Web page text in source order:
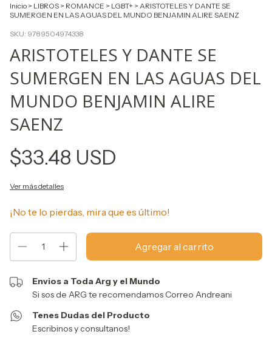
Inicio > LIBROS > ROMANCE > LGBT+ > ARISTOTELES Y DANTE SE
SUMERGEN EN LAS AGUAS DEL MUNDO BENJAMIN ALIRE SAENZ
SKU: 9789504974338
ARISTOTELES Y DANTE SE
SUMERGEN EN LAS AGUAS DEL
MUNDO BENJAMIN ALIRE
SAENZ
$33.48 USD
Ver más detalles
¡No te lo pierdas, mira que es último!
Envios a Toda Arg y el Mundo
Si sos de ARG te recomendamos Correo Andreani
Tenes Dudas del Producto
Escribinos y consultanos!